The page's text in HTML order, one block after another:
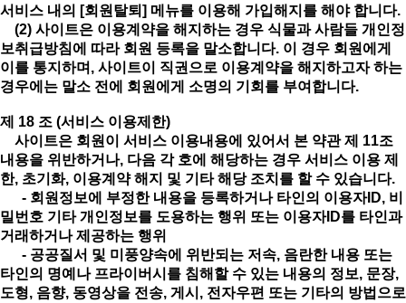
서비스 내의 [회원탈퇴] 메뉴를 이용해 가입해지를 해야 합니다.
(2) 사이트은 이용계약을 해지하는 경우 식물과 사람들 개인정
보취급방침에 따라 회원 등록을 말소합니다. 이 경우 회원에게
이를 통지하며, 사이트이 직권으로 이용계약을 해지하고자 하는
경우에는 말소 전에 회원에게 소명의 기회를 부여합니다.
제 18 조 (서비스 이용제한)
사이트은 회원이 서비스 이용내용에 있어서 본 약관 제 11조
내용을 위반하거나, 다음 각 호에 해당하는 경우 서비스 이용 제
한, 초기화, 이용계약 해지 및 기타 해당 조치를 할 수 있습니다.
- 회원정보에 부정한 내용을 등록하거나 타인의 이용자ID, 비
밀번호 기타 개인정보를 도용하는 행위 또는 이용자ID를 타인과
거래하거나 제공하는 행위
- 공공질서 및 미풍양속에 위반되는 저속, 음란한 내용 또는
타인의 명예나 프라이버시를 침해할 수 있는 내용의 정보, 문장,
도형, 음향, 동영상을 전송, 게시, 전자우편 또는 기타의 방법으로